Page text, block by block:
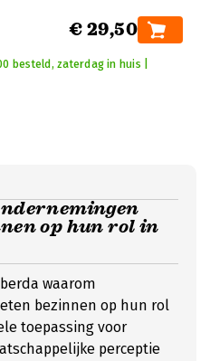
€ 29,50
besteld, zaterdag in huis |
op hun rol in
waarom
bezinnen op hun rol
toepassing voor
perceptie